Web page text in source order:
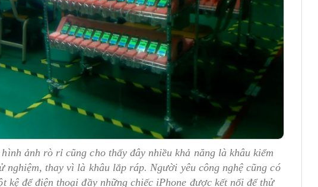
ảnh rò rỉ cũng cho thấy đây nhiều khả năng là khâu kiểm
nghiệm, thay vì là khâu lắp ráp. Người yêu công nghệ cũng có
kệ để điện thoại đầy những chiếc iPhone được kết nối để thử